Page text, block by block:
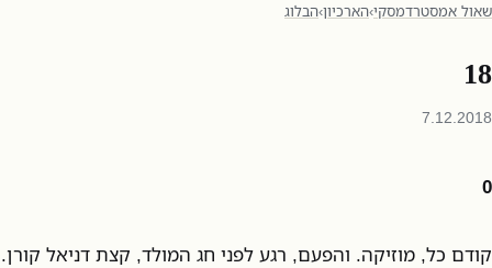
שאול אמסטרדמסקי›הארכיון›הבלוג
18
7.12.2018
0
קודם כל, מוזיקה. והפעם, רגע לפני חג המולד, קצת דניאל קורן.